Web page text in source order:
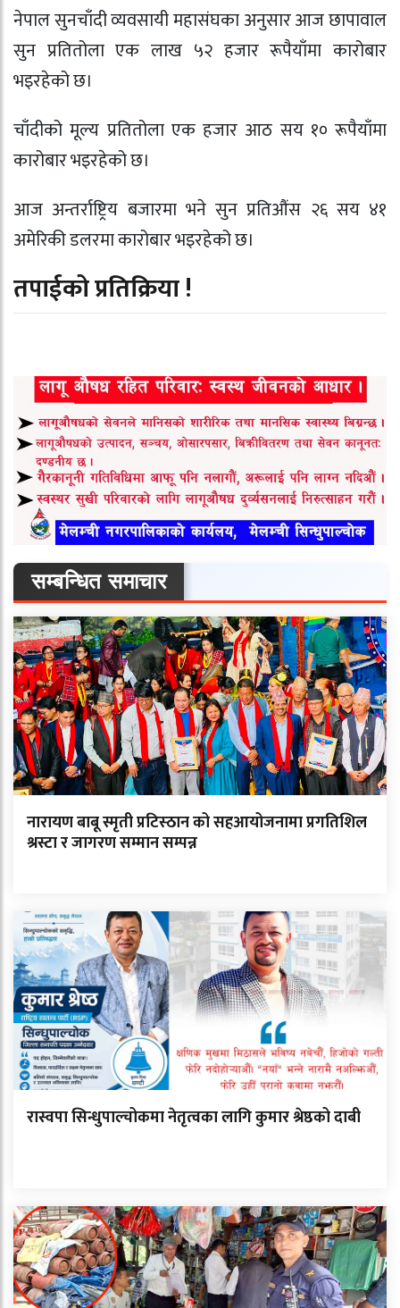
नेपाल सुनचाँदी व्यवसायी महासंघका अनुसार आज छापावाल
सुन प्रतितोला एक लाख ५२ हजार रूपैयाँमा कारोबार
भइरहेको छ।
चाँदीको मूल्य प्रतितोला एक हजार आठ सय १० रूपैयाँमा
कारोबार भइरहेको छ।
आज अन्तर्राष्ट्रिय बजारमा भने सुन प्रतिऔंस २६ सय ४१
अमेरिकी डलरमा कारोबार भइरहेको छ।
तपाईको प्रतिक्रिया !
सम्बन्धित समाचार
नारायण बाबू स्मृती प्रटिस्ठान को सहआयोजनामा प्रगतिशिल
श्रस्टा र जागरण सम्मान सम्पन्न
रास्वपा सिन्धुपाल्चोकमा नेतृत्वका लागि कुमार श्रेष्ठको दाबी